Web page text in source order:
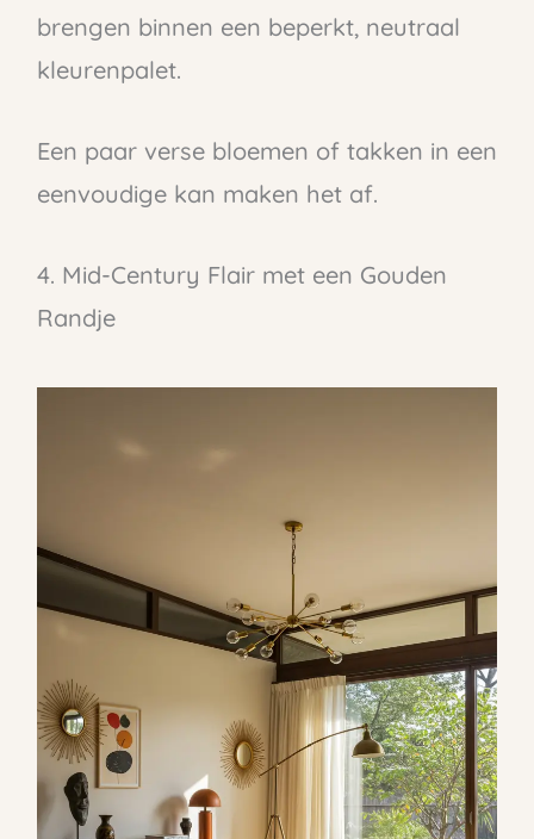
brengen binnen een beperkt, neutraal
kleurenpalet.
Een paar verse bloemen of takken in een
eenvoudige kan maken het af.
4. Mid-Century Flair met een Gouden
Randje